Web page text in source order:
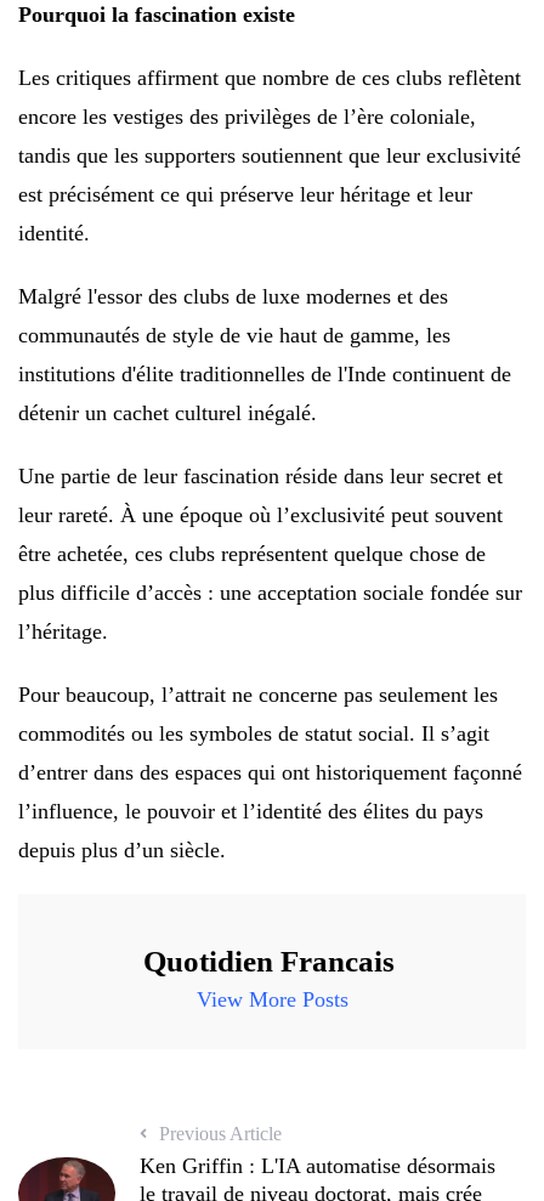
Pourquoi la fascination existe
Les critiques affirment que nombre de ces clubs reflètent
encore les vestiges des privilèges de l’ère coloniale,
tandis que les supporters soutiennent que leur exclusivité
est précisément ce qui préserve leur héritage et leur
identité.
Malgré l'essor des clubs de luxe modernes et des
communautés de style de vie haut de gamme, les
institutions d'élite traditionnelles de l'Inde continuent de
détenir un cachet culturel inégalé.
Une partie de leur fascination réside dans leur secret et
leur rareté. À une époque où l’exclusivité peut souvent
être achetée, ces clubs représentent quelque chose de
plus difficile d’accès : une acceptation sociale fondée sur
l’héritage.
Pour beaucoup, l’attrait ne concerne pas seulement les
commodités ou les symboles de statut social. Il s’agit
d’entrer dans des espaces qui ont historiquement façonné
l’influence, le pouvoir et l’identité des élites du pays
depuis plus d’un siècle.
Quotidien Francais
View More Posts
Previous Article
Ken Griffin : L'IA automatise désormais
le travail de niveau doctorat, mais crée